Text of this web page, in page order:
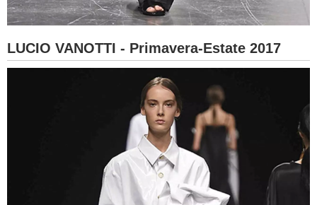
LUCIO VANOTTI - Primavera-Estate 2017